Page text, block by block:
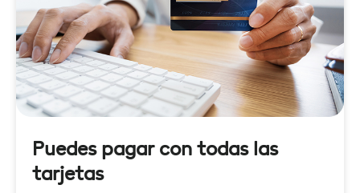
Puedes pagar con todas las
tarjetas